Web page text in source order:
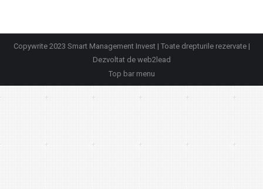
Copywrite 2023 Smart Management Invest | Toate drepturile rezervate |
Dezvoltat de web2lead
Top bar menu